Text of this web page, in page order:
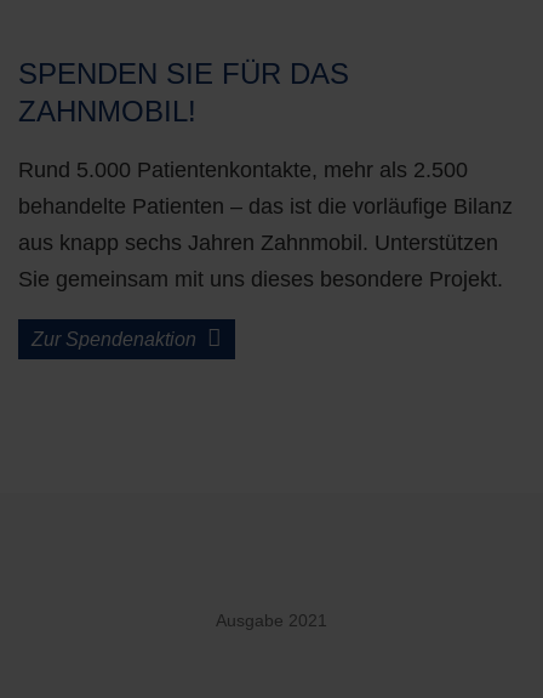
SPENDEN SIE FÜR DAS
ZAHNMOBIL!
Rund 5.000 Patientenkontakte, mehr als 2.500
behandelte Patienten – das ist die vorläufige Bilanz
aus knapp sechs Jahren Zahnmobil. Unterstützen
Sie gemeinsam mit uns dieses besondere Projekt.
Zur Spendenaktion
Ausgabe 2021